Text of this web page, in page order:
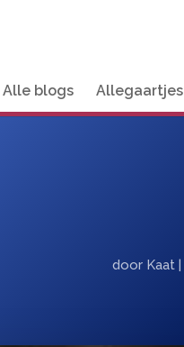
Alle blogs Allegaartjes
door Kaat |